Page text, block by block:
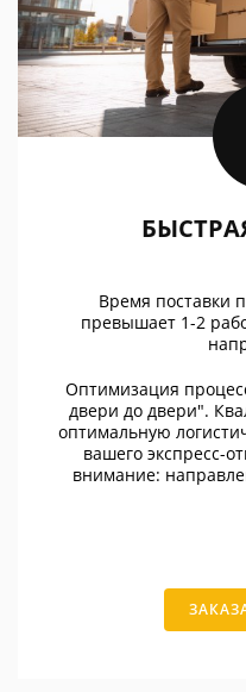
Время поставки
превышает 1-2
Оптимизация
двери до двери".
оптимальную
вашего экспресс-
внимание: